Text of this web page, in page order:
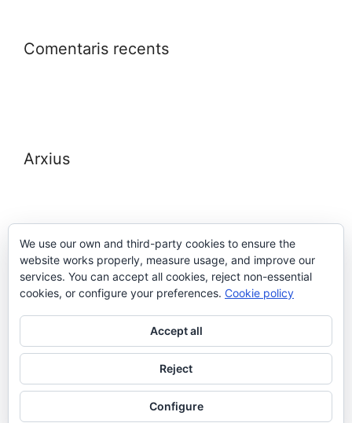
Comentaris recents
Arxius
Meta
Entra
Canal de les entrades
Canal dels comentaris
WordPress.org (en anglès)
We use our own and third-party cookies to ensure the
website works properly, measure usage, and improve our
services. You can accept all cookies, reject non-essential
cookies, or configure your preferences. Cookie policy
Accept all
Reject
Configure